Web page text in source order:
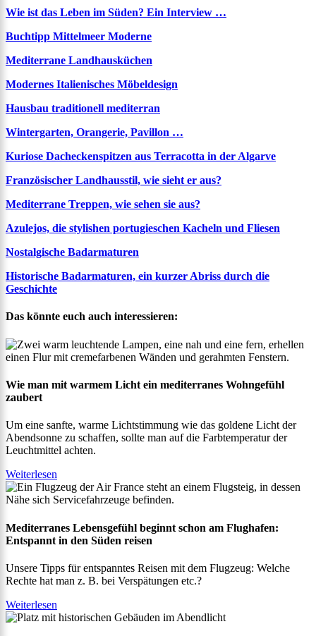
Wie ist das Leben im Süden? Ein Interview …
Buchtipp Mittelmeer Moderne
Mediterrane Landhausküchen
Modernes Italienisches Möbeldesign
Hausbau traditionell mediterran
Wintergarten, Orangerie, Pavillon …
Kuriose Dacheckenspitzen aus Terracotta in der Algarve
Französischer Landhausstil, wie sieht er aus?
Mediterrane Treppen, wie sehen sie aus?
Azulejos, die stylishen portugieschen Kacheln und Fliesen
Nostalgische Badarmaturen
Historische Badarmaturen, ein kurzer Abriss durch die
Geschichte
Das könnte euch auch interessieren:
Wie man mit warmem Licht ein mediterranes Wohngefühl
zaubert
Um eine sanfte, warme Lichtstimmung wie das goldene Licht der
Abendsonne zu schaffen, sollte man auf die Farbtemperatur der
Leuchtmittel achten.
Weiterlesen
Mediterranes Lebensgefühl beginnt schon am Flughafen:
Entspannt in den Süden reisen
Unsere Tipps für entspanntes Reisen mit dem Flugzeug: Welche
Rechte hat man z. B. bei Verspätungen etc.?
Weiterlesen